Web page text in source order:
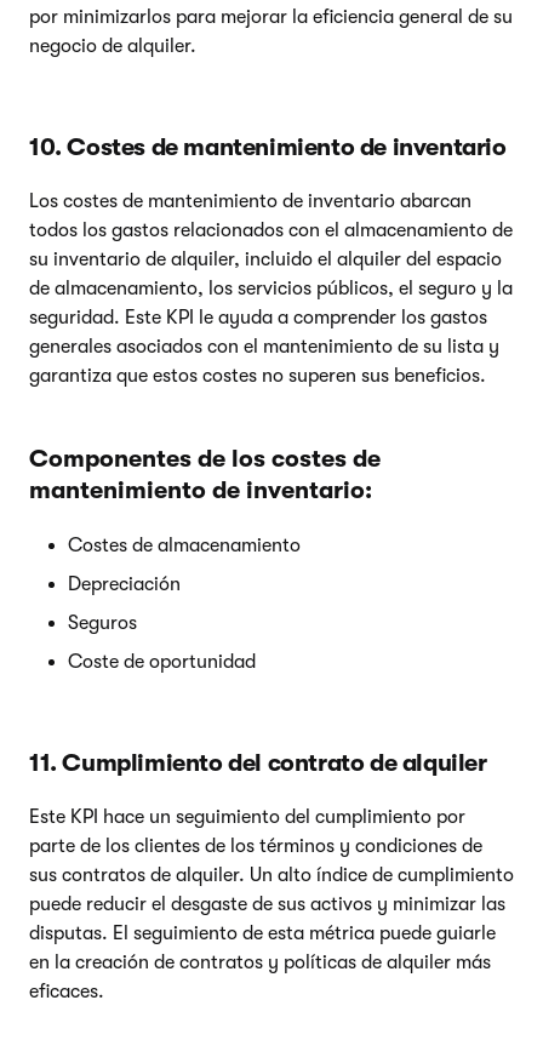
por minimizarlos para mejorar la eficiencia general de su
negocio de alquiler.
10. Costes de mantenimiento de inventario
Los costes de mantenimiento de inventario abarcan
todos los gastos relacionados con el almacenamiento de
su inventario de alquiler, incluido el alquiler del espacio
de almacenamiento, los servicios públicos, el seguro y la
seguridad. Este KPI le ayuda a comprender los gastos
generales asociados con el mantenimiento de su lista y
garantiza que estos costes no superen sus beneficios.
Componentes de los costes de
mantenimiento de inventario:
Costes de almacenamiento
Depreciación
Seguros
Coste de oportunidad
11. Cumplimiento del contrato de alquiler
Este KPI hace un seguimiento del cumplimiento por
parte de los clientes de los términos y condiciones de
sus contratos de alquiler. Un alto índice de cumplimiento
puede reducir el desgaste de sus activos y minimizar las
disputas. El seguimiento de esta métrica puede guiarle
en la creación de contratos y políticas de alquiler más
eficaces.